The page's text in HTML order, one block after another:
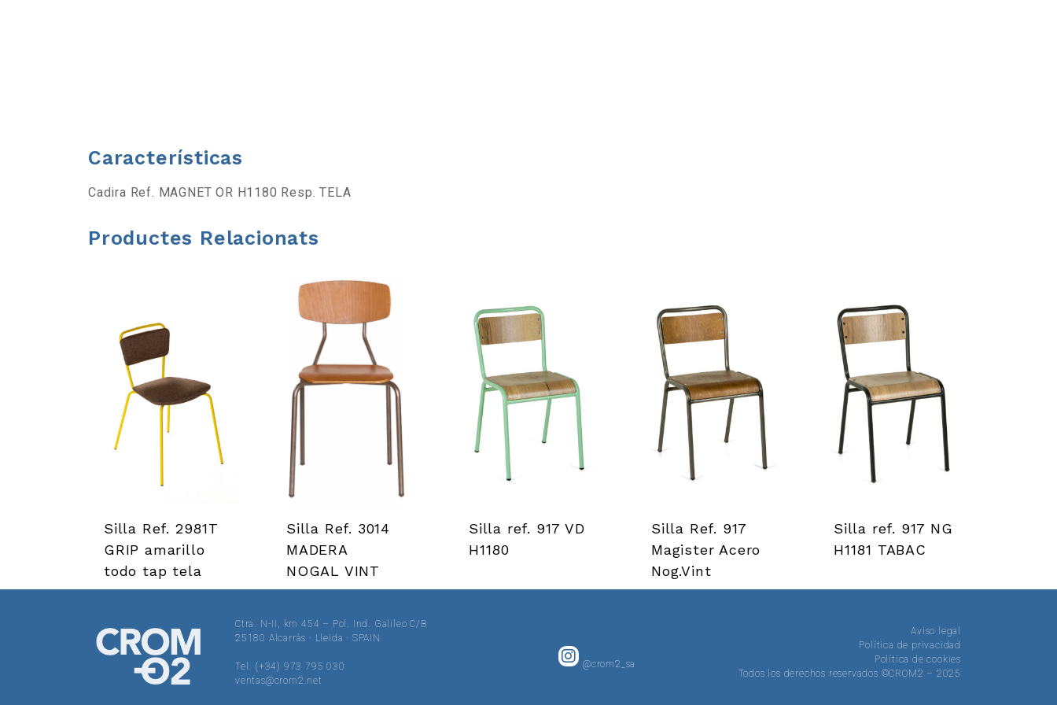
Características
Cadira Ref. MAGNET OR H1180 Resp. TELA
Productes Relacionats
Silla Ref. 2981T
GRIP amarillo
todo tap tela
Silla Ref. 3014
MADERA
NOGAL VINT
Silla ref. 917 VD
H1180
Silla Ref. 917
Magister Acero
Nog.Vint
Silla ref. 917 NG
H1181 TABAC
Ctra. N-II, km 454 – Pol. Ind. Galileo C/B
25180 Alcarràs · Lleida · SPAIN
Tel. (+34) 973 795 030
ventas@crom2.net
@crom2_sa
Aviso legal
Política de privacidad
Política de cookies
Todos los derechos reservados ©CROM2 – 2025